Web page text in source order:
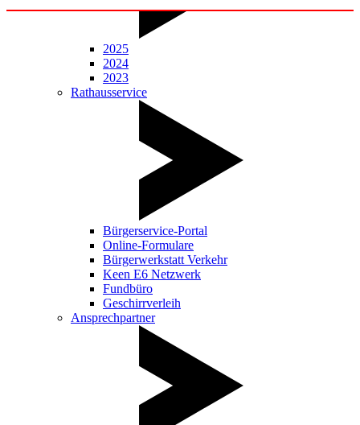
2025
2024
2023
Rathausservice
Bürgerservice-Portal
Online-Formulare
Bürgerwerkstatt Verkehr
Keen E6 Netzwerk
Fundbüro
Geschirrverleih
Ansprechpartner